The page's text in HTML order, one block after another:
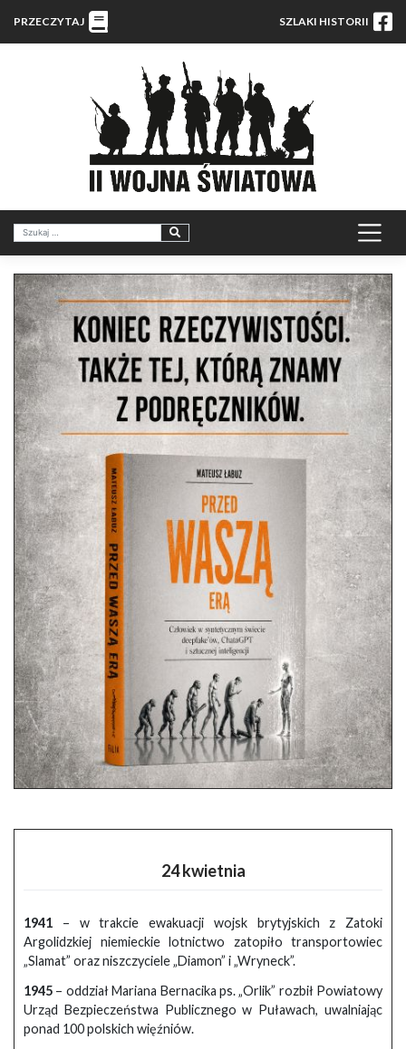
PRZECZYTAJ SZLAKI HISTORII
24 kwietnia
1941 – w trakcie ewakuacji wojsk brytyjskich z Zatoki
Argolidzkiej niemieckie lotnictwo zatopiło transportowiec
„Slamat” oraz niszczyciele „Diamon” i „Wryneck”.
1945 – oddział Mariana Bernacika ps. „Orlik” rozbił Powiatowy
Urząd Bezpieczeństwa Publicznego w Puławach, uwalniając
ponad 100 polskich więźniów.